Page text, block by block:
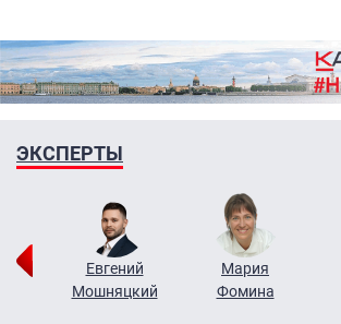
ЭКСПЕРТЫ
Евгений
Мошняцкий
Мария
Фомина